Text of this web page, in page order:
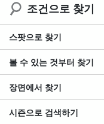
조건으로 찾기
스팟으로 찾기
볼 수 있는 것부터 찾기
장면에서 찾기
시즌으로 검색하기